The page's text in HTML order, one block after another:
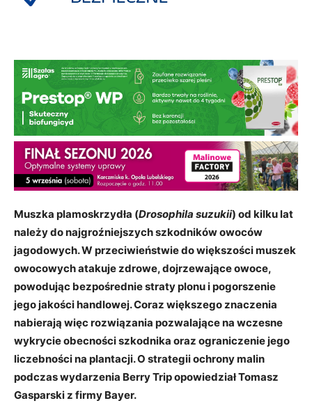
Muszka plamoskrzydła (Drosophila suzukii) od kilku lat
należy do najgroźniejszych szkodników owoców
jagodowych. W przeciwieństwie do większości muszek
owocowych atakuje zdrowe, dojrzewające owoce,
powodując bezpośrednie straty plonu i pogorszenie
jego jakości handlowej. Coraz większego znaczenia
nabierają więc rozwiązania pozwalające na wczesne
wykrycie obecności szkodnika oraz ograniczenie jego
liczebności na plantacji. O strategii ochrony malin
podczas wydarzenia Berry Trip opowiedział Tomasz
Gasparski z firmy Bayer.